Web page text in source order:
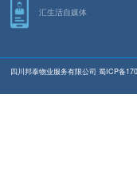
汇生活自媒体
四川邦泰物业服务有限公司 蜀ICP备